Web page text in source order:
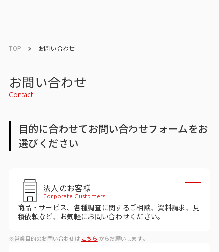
インテージの強み
会社情報トップ
会社概要・所在地
社長メッセージ
TOP お問い合わせ
お問い合わせ
Contact
目的に合わせてお問い合わせフォームをお
選びください
法人のお客様
Corporate Customers
商品・サービス、各種調査に関するご相談、資料請求、見
積依頼など、お気軽にお問い合わせください。
※営業目的のお問い合わせは こちら からお願いします。